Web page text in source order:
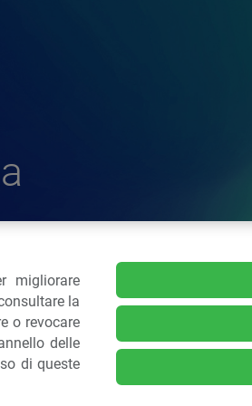
Plastiche
02 43928225.
migliorare
la
o revocare
delle
di queste